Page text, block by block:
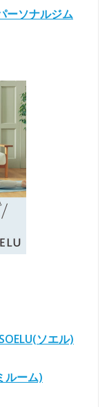
ーソナルジム
ソエル)
ルーム)